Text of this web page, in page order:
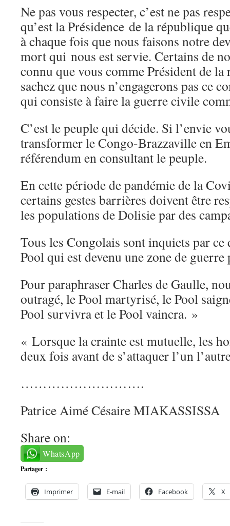
Ne pas vous respecter, c’est ne pas
qu’est la Présidence de la république
à chaque fois que nous faisons notre
mort qui nous est servie. Certains de
connu que vous comme Président de
sachez que nous n’engagerons pas ce
qui consiste à faire la guerre civile
C’est le peuple qui décide. Si l’envie
transformer le Congo-Brazzaville en
référendum en consultant le peuple.
En cette période de pandémie de la
certains gestes barrières doivent être
les populations de Dolisie par des
Tous les Congolais sont inquiets par ce
Pool qui est devenu une zone de
Pour paraphraser Charles de Gaulle,
outragé, le Pool martyrisé, le Pool
Pool survivra et le Pool vaincra. »
« Lorsque la crainte est mutuelle, les
deux fois avant de s’attaquer l’un
……………………….
Patrice Aimé Césaire MIAKASSISSA
Share on:
WhatsApp
Partager :
Imprimer E-mail Facebook X